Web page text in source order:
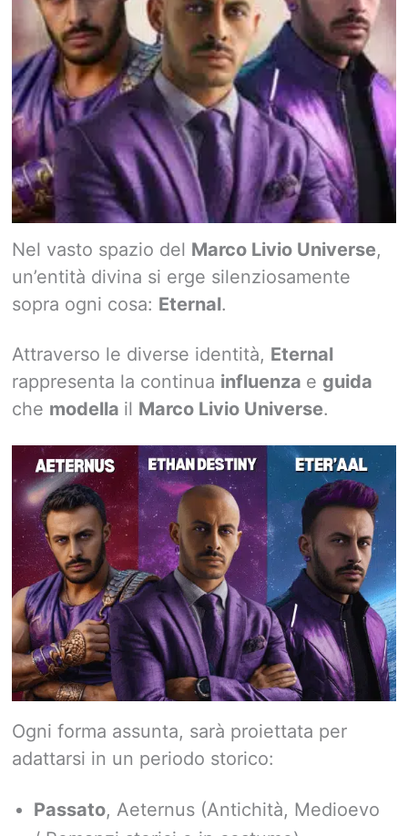
Nel vasto spazio del Marco Livio Universe,
un’entità divina si erge silenziosamente
sopra ogni cosa: Eternal.
Attraverso le diverse identità, Eternal
rappresenta la continua influenza e guida
che modella il Marco Livio Universe.
Ogni forma assunta, sarà proiettata per
adattarsi in un periodo storico:
Passato, Aeternus (Antichità, Medioevo